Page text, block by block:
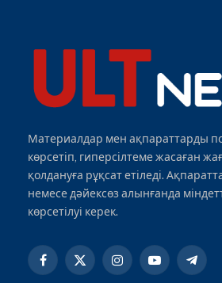
Материалдар мен ақпараттарды
көрсетіп, гиперсілтеме жасаған
қолдануға рұқсат етіледі.
немесе дәйексөз алынғанда
көрсетілуі керек.
Facebook
X
InstagramYouTube